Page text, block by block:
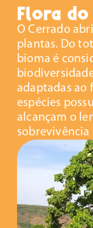
Flora
O Cerrado
plantas. Do
bioma é
adaptadas ao
espécies
alcançam o
sobrevivência